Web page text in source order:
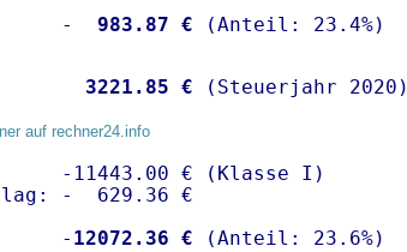
-
  983.87 €
3221.85 € (Steuerjahr 2020)
auf rechner24.info
-11443.00 € (Klasse I)
-  629.36 €
- 12072.36 €